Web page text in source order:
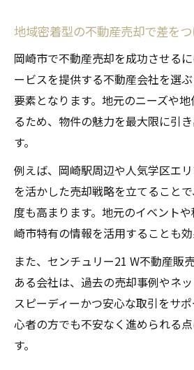
地域密着型の不動産売却で差を
岡崎市で不動産売却を成功させる
ービスを提供する不動産会社を選
要素となります。地元のニーズや
るため、物件の魅力を最大限に引
す。
例えば、岡崎駅周辺や人気学区エ
を活かした売却戦略を立てること
度も高まります。地元のイベント
崎市特有の情報を活用することも効
また、センチュリー21 W不動産販
ある会社は、過去の売却事例やネッ
スピーディーかつ安心な取引をサ
心者の方でも不安なく進められる
す。